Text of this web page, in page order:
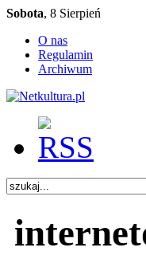
Sobota, 8 Sierpień
O nas
Regulamin
Archiwum